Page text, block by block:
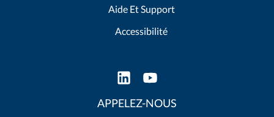
Aide Et Support
Accessibilité
APPELEZ-NOUS